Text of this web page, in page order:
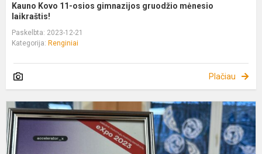
Kauno Kovo 11-osios gimnazijos gruodžio mėnesio
laikraštis!
Paskelbta: 2023-12-21
Kategorija: Renginiai
Plačiau